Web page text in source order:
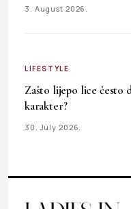
3. August 2026.